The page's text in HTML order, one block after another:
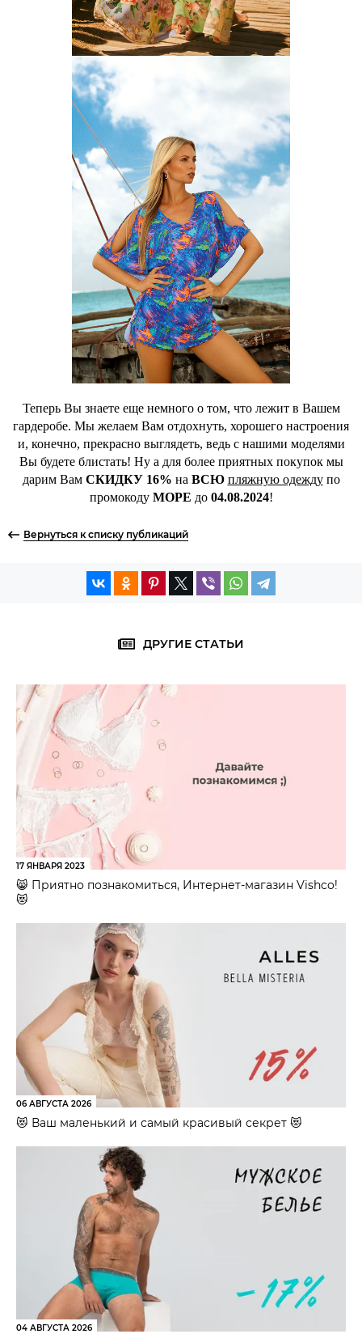
Теперь Вы знаете еще немного о том, что лежит в Вашем
гардеробе. Мы желаем Вам отдохнуть, хорошего настроения
и, конечно, прекрасно выглядеть, ведь с нашими моделями
Вы будете блистать! Ну а для более приятных покупок мы
дарим Вам СКИДКУ 16% на ВСЮ пляжную одеждупо
промокоду МОРЕ до 04.08.2024!
Вернуться к списку публикаций
ДРУГИЕ СТАТЬИ
17 ЯНВАРЯ 2023
😸 Приятно познакомиться, Интернет-магазин Vishco!
😻
06 АВГУСТА 2026
😻 Ваш маленький и самый красивый секрет 😻
04 АВГУСТА 2026